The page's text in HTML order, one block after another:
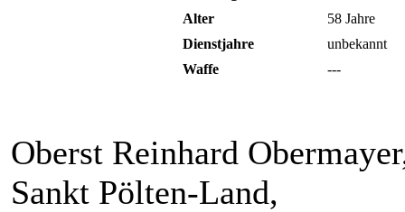
Alter
58 Jahre
Dienstjahre
unbekannt
Waffe
---
Oberst Reinhard
Sankt Pölten-Land,